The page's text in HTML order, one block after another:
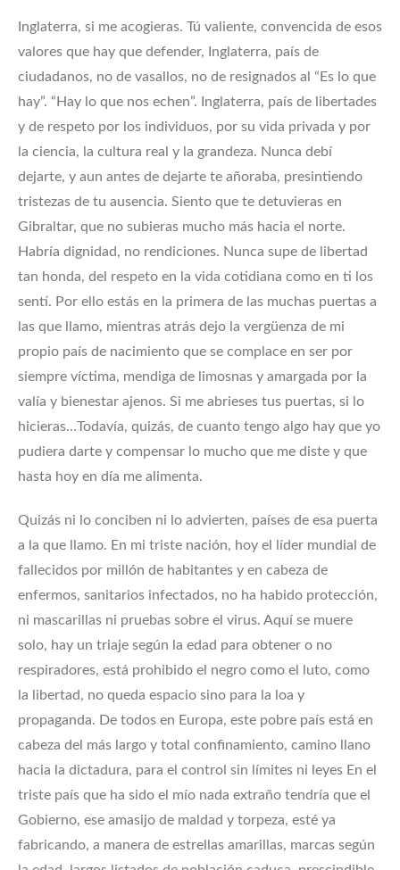
Inglaterra, si me acogieras. Tú valiente, convencida de esos
valores que hay que defender, Inglaterra, país de
ciudadanos, no de vasallos, no de resignados al “Es lo que
hay”. “Hay lo que nos echen”. Inglaterra, país de libertades
y de respeto por los individuos, por su vida privada y por
la ciencia, la cultura real y la grandeza. Nunca debí
dejarte, y aun antes de dejarte te añoraba, presintiendo
tristezas de tu ausencia. Siento que te detuvieras en
Gibraltar, que no subieras mucho más hacia el norte.
Habría dignidad, no rendiciones. Nunca supe de libertad
tan honda, del respeto en la vida cotidiana como en ti los
sentí. Por ello estás en la primera de las muchas puertas a
las que llamo, mientras atrás dejo la vergüenza de mi
propio país de nacimiento que se complace en ser por
siempre víctima, mendiga de limosnas y amargada por la
valía y bienestar ajenos. Si me abrieses tus puertas, si lo
hicieras…Todavía, quizás, de cuanto tengo algo hay que yo
pudiera darte y compensar lo mucho que me diste y que
hasta hoy en día me alimenta.
Quizás ni lo conciben ni lo advierten, países de esa puerta
a la que llamo. En mi triste nación, hoy el líder mundial de
fallecidos por millón de habitantes y en cabeza de
enfermos, sanitarios infectados, no ha habido protección,
ni mascarillas ni pruebas sobre el virus. Aquí se muere
solo, hay un triaje según la edad para obtener o no
respiradores, está prohibido el negro como el luto, como
la libertad, no queda espacio sino para la loa y
propaganda. De todos en Europa, este pobre país está en
cabeza del más largo y total confinamiento, camino llano
hacia la dictadura, para el control sin límites ni leyes En el
triste país que ha sido el mío nada extraño tendría que el
Gobierno, ese amasijo de maldad y torpeza, esté ya
fabricando, a manera de estrellas amarillas, marcas según